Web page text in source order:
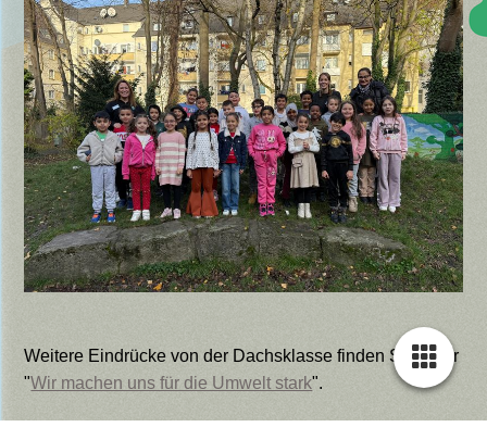
Weitere Eindrücke von der Dachsklasse finden Sie unter
"Wir machen uns für die Umwelt stark".